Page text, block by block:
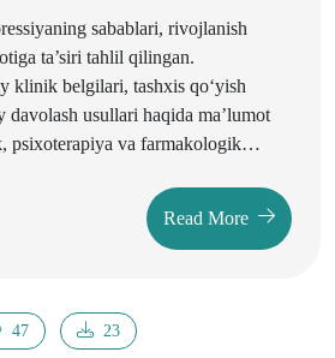
sabablari, rivojlanish
ta’siri tahlil qilingan.
klinik belgilari, tashxis qo‘yish
davolash usullari haqida ma’lumot
psixoterapiya va farmakologik
taqdim etilgan.
Read More
47 23